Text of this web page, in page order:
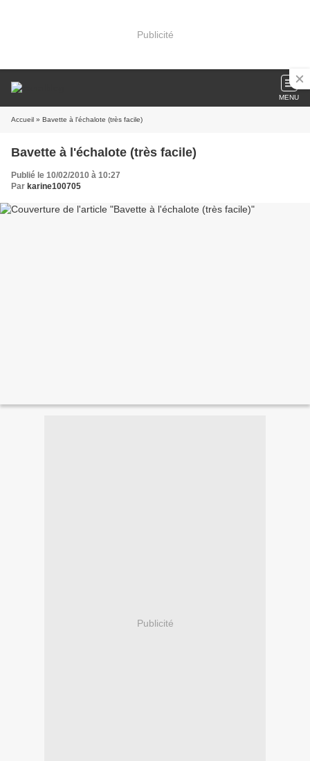
Publicité
MENU
Accueil » Bavette à l'échalote (très facile)
Bavette à l'échalote (très facile)
Publié le 10/02/2010 à 10:27
Par karine100705
Publicité